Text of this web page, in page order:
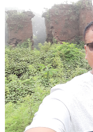
बागमती
कर्णाली
सुदूरपश्चिम
मधेश
विशेष
राजनीति
प्रमुख